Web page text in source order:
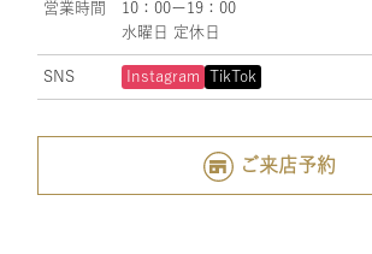
営業時間
10：00ー19：00
水曜日 定休日
SNS Instagram TikTok
ご来店予約